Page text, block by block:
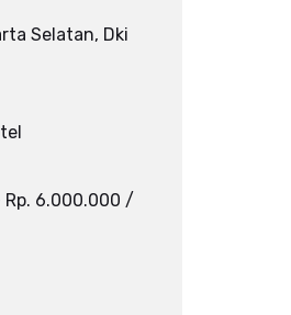
Selatan, Dki
Rp. 6.000.000 /